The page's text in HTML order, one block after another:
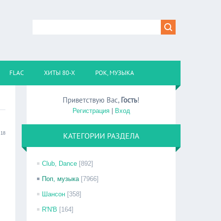
FLAC ХИТЫ 80-Х РОК, МУЗЫКА
Приветствую Вас, Гость!
Регистрация| Вход
КАТЕГОРИИ РАЗДЕЛА
Club, Dance [892]
Поп, музыка [7966]
Шансон [358]
R'N'B [164]